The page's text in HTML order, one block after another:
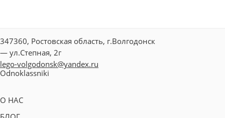
347360, Ростовская область, г.Волгодонск
— ул.Степная, 2г
lego-volgodonsk@yandex.ru
Odnoklassniki
О НАС